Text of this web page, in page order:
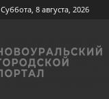
Суббота, 8 августа, 2026